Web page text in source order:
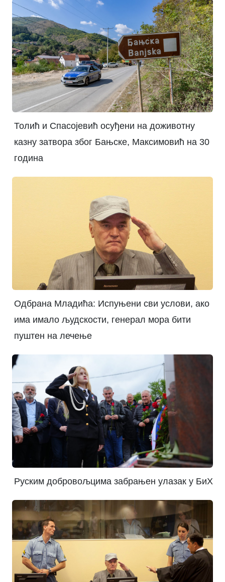
Толић и Спасојевић осуђени на доживотну
казну затвора због Бањске, Максимовић на 30
година
Одбрана Младића: Испуњени сви услови, ако
има имало људскости, генерал мора бити
пуштен на лечење
Руским добровољцима забрањен улазак у БиХ